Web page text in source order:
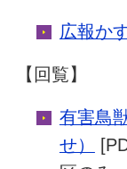
広報か
【回覧】
有害鳥
せ）